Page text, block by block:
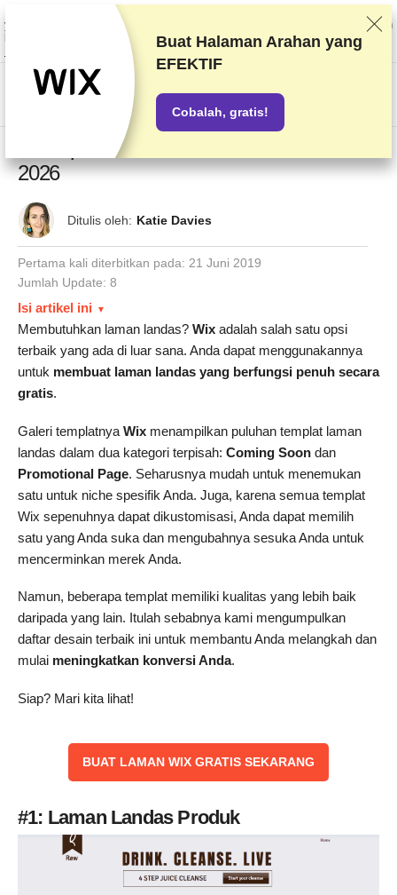
Kami memberi peringkat vendor berdasarkan pengetesan dan penelitian
yang ketat, tetapi juga mempertimbangkan umpan balik Anda dan perjanjian
komersial kami dengan penyedia. Halaman ini berisi tautan afiliasi.
5 Templat Laman landas Wix Terbaik di
2026
Ditulis oleh: Katie Davies
Pertama kali diterbitkan pada: 21 Juni 2019
Jumlah Update: 8
Isi artikel ini
Membutuhkan laman landas? Wix adalah salah satu opsi
terbaik yang ada di luar sana. Anda dapat menggunakannya
untuk membuat laman landas yang berfungsi penuh secara
gratis.
Galeri templatnya Wix menampilkan puluhan templat laman
landas dalam dua kategori terpisah: Coming Soon dan
Promotional Page. Seharusnya mudah untuk menemukan
satu untuk niche spesifik Anda. Juga, karena semua templat
Wix sepenuhnya dapat dikustomisasi, Anda dapat memilih
satu yang Anda suka dan mengubahnya sesuka Anda untuk
mencerminkan merek Anda.
Namun, beberapa templat memiliki kualitas yang lebih baik
daripada yang lain. Itulah sebabnya kami mengumpulkan
daftar desain terbaik ini untuk membantu Anda melangkah dan
mulai meningkatkan konversi Anda.
Siap? Mari kita lihat!
‌BUAT LAMAN WIX GRATIS SEKARANG
#1: Laman Landas Produk
Buat Halaman Arahan yang
EFEKTIF
Cobalah, gratis!